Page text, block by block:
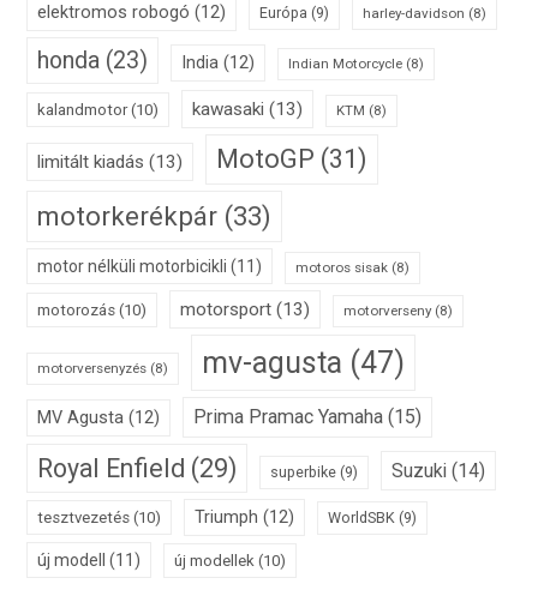
elektromos robogó (12) Európa (9) harley-davidson (8)
honda (23) India (12) Indian Motorcycle (8)
kalandmotor(10) kawasaki (13) KTM (8)
limitált kiadás (13) MotoGP (31)
motorkerékpár (33)
motor nélküli motorbicikli (11) motoros sisak (8)
motorozás (10) motorsport (13) motorverseny(8)
motorversenyzés (8) mv-agusta (47)
MV Agusta (12) Prima Pramac Yamaha (15)
Royal Enfield (29) superbike (9) Suzuki (14)
tesztvezetés (10) Triumph (12) WorldSBK (9)
új modell (11) új modellek (10)